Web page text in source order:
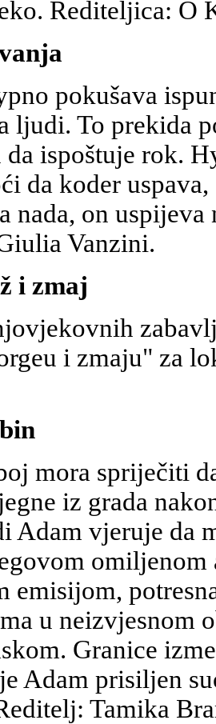
Rediteljica: O
pokušava
ljudi. To prekida
da ispoštuje rok.
da koder
nada, on
Vanzini.
i zmaj
i zmaju" za
mora spriječiti
iz grada
Adam vjeruje da
emisijom,
u neizvjesnom
Granice
Adam prisiljen
Tamika